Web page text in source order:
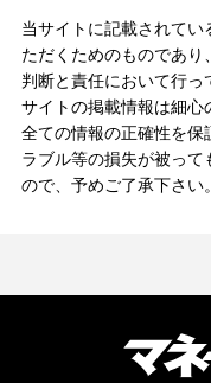
当サイトに記載されて
ただくためのものであ
判断と責任において行っ
サイトの掲載情報は細心
全ての情報の正確性を保
ラブル等の損失が被っ
ので、予めご了承下さい。